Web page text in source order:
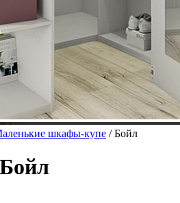
шкафы-купе / Бойл